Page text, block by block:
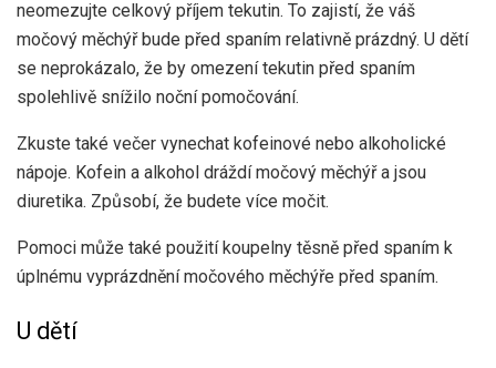
neomezujte celkový příjem tekutin. To zajistí, že váš
močový měchýř bude před spaním relativně prázdný. U dětí
se neprokázalo, že by omezení tekutin před spaním
spolehlivě snížilo noční pomočování.
Zkuste také večer vynechat kofeinové nebo alkoholické
nápoje. Kofein a alkohol dráždí močový měchýř a jsou
diuretika. Způsobí, že budete více močit.
Pomoci může také použití koupelny těsně před spaním k
úplnému vyprázdnění močového měchýře před spaním.
U dětí